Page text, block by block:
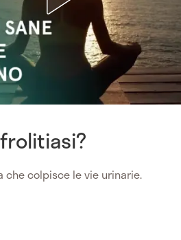
che colpisce le vie urinarie.